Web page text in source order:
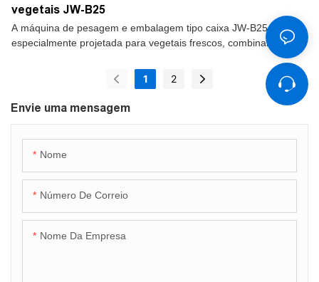
Envie uma mensagem
Nome
Número De Correio
Nome Da Empresa
vegetais JW-B25
A máquina de pesagem e embalagem tipo caixa JW-B25 foi
especialmente projetada para vegetais frescos, combinando
pesagem precisa e embalagem automática para aumentar a
eficiência e, ao mesmo tempo, proteger produtos delicados.
1 2